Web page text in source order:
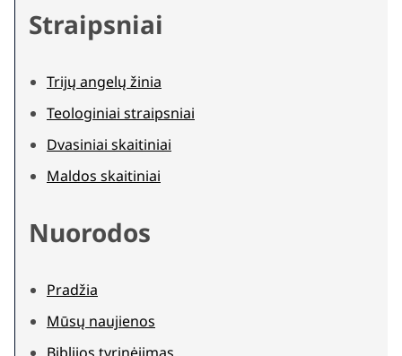
Straipsniai
Trijų angelų žinia
Teologiniai straipsniai
Dvasiniai skaitiniai
Maldos skaitiniai
Nuorodos
Pradžia
Mūsų naujienos